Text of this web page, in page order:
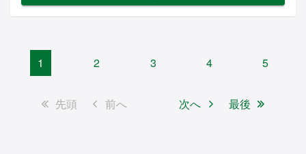
先頭 前へ
1 2 3 4 5
次へ 最後